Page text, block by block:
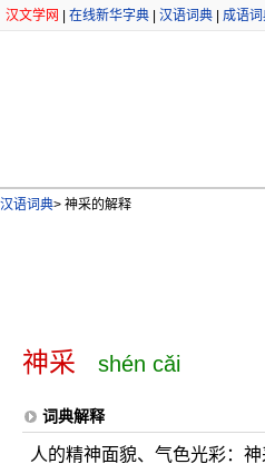
汉文学网 在线新华字典 汉语词典 成语
汉语词典> 神采的解释
神采 shén cǎi
词典解释
人的精神面貌、气色光彩：神